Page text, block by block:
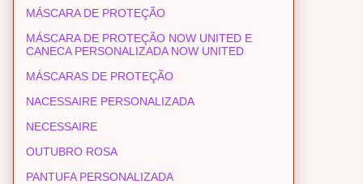
MÁSCARA DE PROTEÇÃO
MÁSCARA DE PROTEÇÃO NOW UNITED E
CANECA PERSONALIZADA NOW UNITED
MÁSCARAS DE PROTEÇÃO
NACESSAIRE PERSONALIZADA
NECESSAIRE
OUTUBRO ROSA
PANTUFA PERSONALIZADA